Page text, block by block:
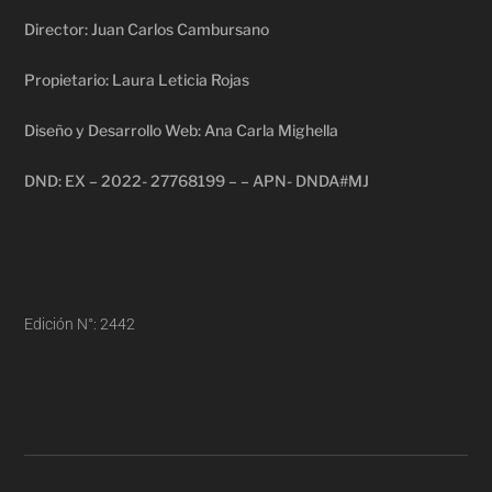
Director: Juan Carlos Cambursano
Propietario: Laura Leticia Rojas
Diseño y Desarrollo Web: Ana Carla Mighella
DND: EX – 2022- 27768199 – – APN- DNDA#MJ
Edición N°: 2442